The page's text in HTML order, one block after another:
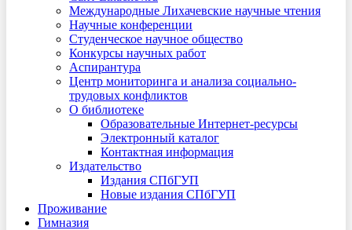
Международные Лихачевские научные чтения
Научные конференции
Студенческое научное общество
Конкурсы научных работ
Аспирантура
Центр мониторинга и анализа социально-
трудовых конфликтов
О библиотеке
Образовательные Интернет-ресурсы
Электронный каталог
Контактная информация
Издательство
Издания СПбГУП
Новые издания СПбГУП
Проживание
Гимназия